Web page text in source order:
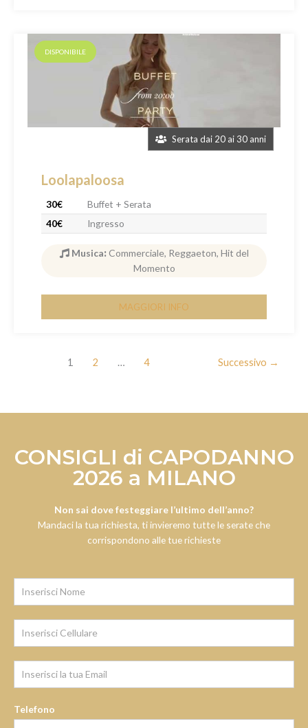
Serata dai 20 ai 30 anni
DISPONIBILE
Loolapaloosa
30€
Buffet + Serata
40€
Ingresso
Musica: Commerciale, Reggaeton, Hit del
Momento
MAGGIORI INFO
1 2 … 4 Successivo →
CONSIGLI di CAPODANNO
2026 a MILANO
Non sai dove festeggiare l’ultimo dell’anno?
Mandaci la tua richiesta, ti invieremo tutte le serate che
corrispondono alle tue richieste
Telefono